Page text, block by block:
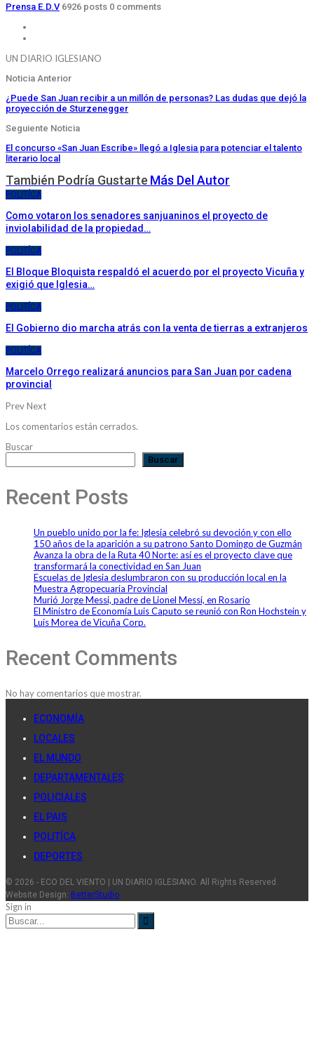
Prensa E.D.V 6926 posts 0 comments
UN DIARIO IGLESIANO
Noticia Anterior
¿Puede San Juan recibir a un millón de personas? Las dudas que dejó la
proyección de Sturzenegger
Seguiente Noticia
El concurso «San Juan Escribe» llegó a Iglesia para potenciar el talento
literario local
También Podría Gustarte Más Del Autor
POLITÍCA
Como votaron los senadores sanjuaninos el proyecto de
inviolabilidad de la propiedad…
POLITÍCA
El Bloque Bloquista respaldó el acuerdo por el proyecto Vicuña y
exigió que Iglesia…
POLITÍCA
El Gobierno dio marcha atrás con la venta de tierras a extranjeros
POLITÍCA
Marcelo Orrego realizará anuncios para San Juan por cadena
provincial
PrevNext
Los comentarios están cerrados.
Buscar
Buscar
Recent Posts
Un pueblo unido por la fe: Iglesia celebró su devoción y con ello
150 años de la aparición a su patrono Santo Domingo de Guzmán
Avanza la obra de la Ruta 40 Norte: así es el proyecto clave que
transformará la conectividad en San Juan
Escuelas de Iglesia deslumbraron con su producción local en la
Muestra Agropecuaria Provincial
Murió Jorge Messi, padre de Lionel Messi, en Rosario
El Ministro de Economía Luis Caputo se reunió con Ron Hochstein y
Luis Morea de Vicuña Corp.
Recent Comments
No hay comentarios que mostrar.
ECONOMÍA
LOCALES
EL MUNDO
DEPARTAMENTALES
POLICIALES
EL PAIS
POLITÍCA
DEPORTES
© 2026 - ECO DEL VIENTO | UN DIARIO IGLESIANO. All Rights Reserved.
Website Design: BetterStudio
Sign in